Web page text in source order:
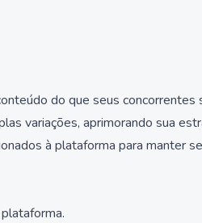
do que seus
variações, aprimorando sua
à plataforma para manter